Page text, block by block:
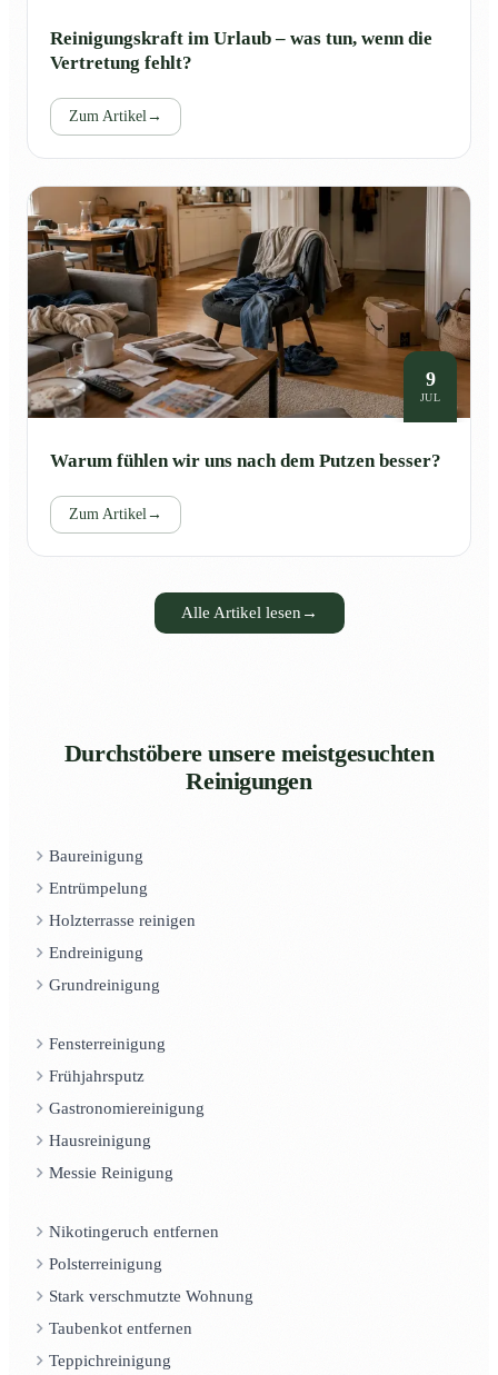
Reinigungskraft im Urlaub – was tun, wenn die
Vertretung fehlt?
Zum Artikel →
9
JUL
Warum fühlen wir uns nach dem Putzen besser?
Zum Artikel →
Alle Artikel lesen →
Durchstöbere unsere meistgesuchten
Reinigungen
Baureinigung
Entrümpelung
Holzterrasse reinigen
Endreinigung
Grundreinigung
Fensterreinigung
Frühjahrsputz
Gastronomiereinigung
Hausreinigung
Messie Reinigung
Nikotingeruch entfernen
Polsterreinigung
Stark verschmutzte Wohnung
Taubenkot entfernen
Teppichreinigung